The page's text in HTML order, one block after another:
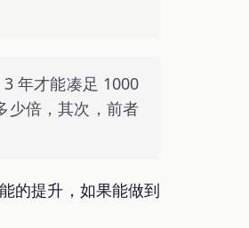
年才能凑足 1000
少倍，其次，前者
的提升，如果能做到